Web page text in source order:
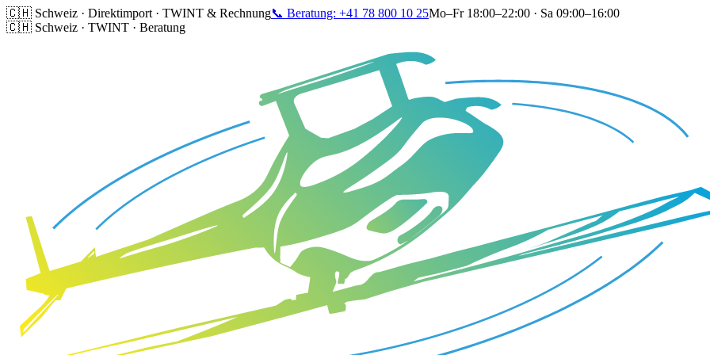
🇨🇭 Schweiz · Direktimport · TWINT & Rechnung📞 Beratung: +41 78 800 10 25Mo–Fr 18:00–22:00 · Sa 09:00–16:00
🇨🇭 Schweiz · TWINT · Beratung